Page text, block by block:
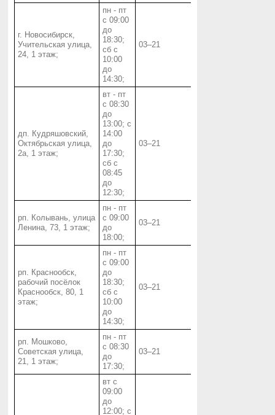
г. Новосибирск,
Учительская улица,
24, 1 этаж;
пн - пт
с 09:00
до
18:30;
сб с
10:00
до
14:30;
03‒21
дп. Кудряшовский,
Октябрьская улица,
2а, 1 этаж;
вт - пт
с 08:30
до
13:00; с
14:00
до
17:30;
сб с
08:45
до
12:30;
03‒21
рп. Колывань, улица
Ленина, 73, 1 этаж;
пн - пт
с 09:00
до
18:00;
03‒21
рп. Краснообск,
рабочий посёлок
Краснообск, 80, 1
этаж;
пн - пт
с 09:00
до
18:30;
сб с
10:00
до
14:30;
03‒21
рп. Мошково,
Советская улица,
21, 1 этаж;
пн - пт
с 08:30
до
17:30;
03‒21
вт с
09:00
до
12:00; с